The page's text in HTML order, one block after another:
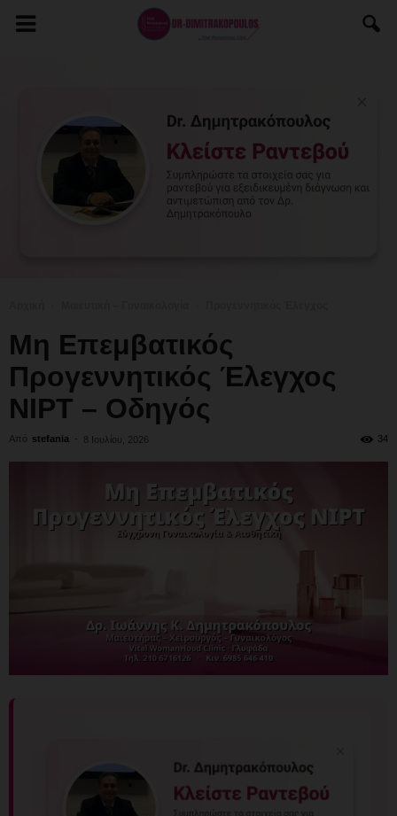
Μη Επεμβατικός
Προγεννητικός Έλεγχος
NIPT – Οδηγός
Από stefania - 8 Ιουλίου, 2026 34